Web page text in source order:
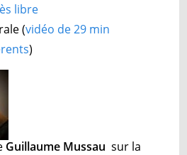
libre
(vidéo de 29 min
)
Guillaume Mussau sur la